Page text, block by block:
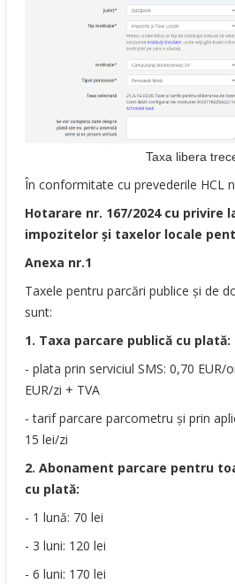
Taxa libera
În conformitate cu prevederile HCL
Hotarare nr. 167/2024 cu privire
impozitelor şi taxelor locale
Anexa nr.1
Taxele pentru parcări publice și de
sunt:
1. Taxa parcare publică cu plată:
- plata prin serviciul SMS: 0,70 EUR/
EUR/zi + TVA
- tarif parcare parcometru și prin
15 lei/zi
2. Abonament parcare pentru
cu plată:
- 1 lună: 70 lei
- 3 luni: 120 lei
- 6 luni: 170 lei